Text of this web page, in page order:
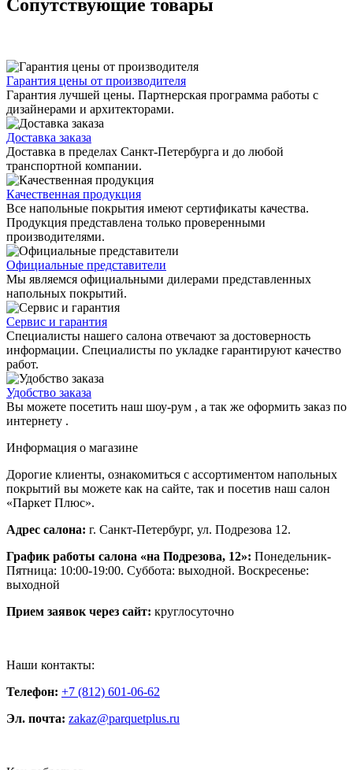
Сопутствующие товары
Гарантия цены от производителя
Гарантия лучшей цены. Партнерская программа работы с
дизайнерами и архитекторами.
Доставка заказа
Доставка в пределах Санкт-Петербурга и до любой
транспортной компании.
Качественная продукция
Все напольные покрытия имеют сертификаты качества.
Продукция представлена только проверенными
производителями.
Официальные представители
Мы являемся официальными дилерами представленных
напольных покрытий.
Сервис и гарантия
Специалисты нашего салона отвечают за достоверность
информации. Специалисты по укладке гарантируют качество
работ.
Удобство заказа
Вы можете посетить наш шоу-рум , а так же оформить заказ по
интернету .
Информация о магазине
Дорогие клиенты, ознакомиться с ассортиментом напольных
покрытий вы можете как на сайте, так и посетив наш салон
«Паркет Плюс».
Адрес салона: г. Санкт-Петербург, ул. Подрезова 12.
График работы салона «на Подрезова, 12»: Понедельник-
Пятница: 10:00-19:00. Суббота: выходной. Воскресенье:
выходной
Прием заявок через сайт: круглосуточно
Наши контакты:
Телефон: +7 (812) 601-06-62
Эл. почта: zakaz@parquetplus.ru